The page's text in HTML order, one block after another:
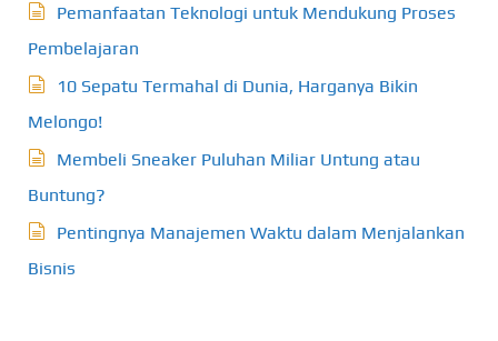
Pemanfaatan Teknologi untuk Mendukung Proses
Pembelajaran
10 Sepatu Termahal di Dunia, Harganya Bikin
Melongo!
Membeli Sneaker Puluhan Miliar Untung atau
Buntung?
Pentingnya Manajemen Waktu dalam Menjalankan
Bisnis